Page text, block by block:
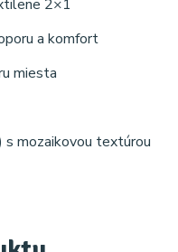
2×1
a komfort
miesta
mozaikovou textúrou